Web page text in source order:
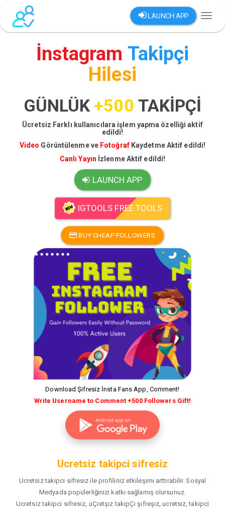
LAUNCH APP
İnstagram Takipçi
Hilesi
GÜNLÜK +500 TAKİPÇİ
Ücretsiz Farklı kullanıcılara işlem yapma özelliği aktif
edildi!
Video Görüntülenme ve Fotoğraf Kaydetme Aktif edildi!
Canlı Yayın İzlenme Aktif edildi!
LAUNCH APP
IGTOOLS FREE TOOLS
BUY CHEAP FOLLOWERS
Download Şifresiz İnsta Fans App, Comment!
Write Username to Comment +500 Followers Gift!
Ucretsiz takipci sifresiz
Ucretsiz takipci sifresiz ile profiliniz etkileşimi arttırabilir. Sosyal
Medyada popülerliğinizi katkı sağlamış olursunuz.
Ucretsiz takipci sifresiz, üÇretşız takıpÇı şıfreşız, ucretsiz, takipci